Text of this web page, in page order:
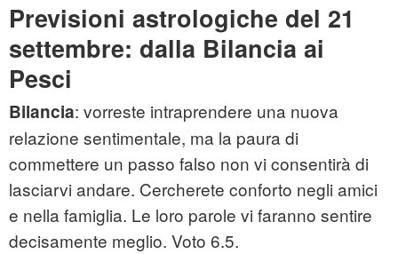
Previsioni astrologiche del 21
settembre: dalla Bilancia ai
Pesci
Bilancia: vorreste intraprendere una nuova
relazione sentimentale, ma la paura di
commettere un passo falso non vi consentirà di
lasciarvi andare. Cercherete conforto negli amici
e nella famiglia. Le loro parole vi faranno sentire
decisamente meglio. Voto 6.5.